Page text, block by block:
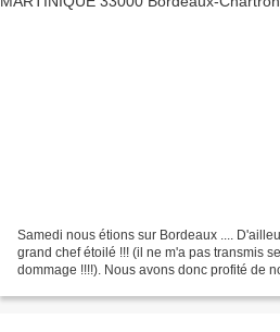
Samedi nous étions sur Bordeaux ....
grand chef étoilé !!! (il ne m'a pas transmis
dommage !!!!). Nous avons donc profité de